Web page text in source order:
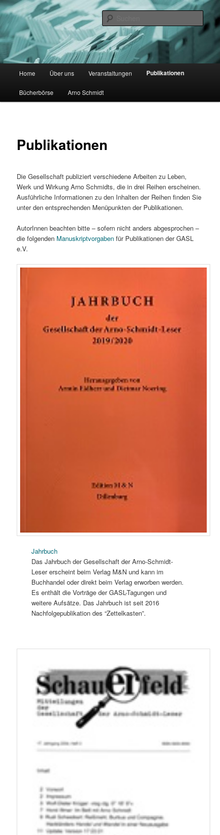
Zum
primären
Inhalt
springenGesellschaft der Arno Schmidt
Leser
Home Über uns Veranstaltungen Publikationen
Bücherbörse Arno Schmidt
Publikationen
Die Gesellschaft publiziert verschiedene Arbeiten zu Leben,
Werk und Wirkung Arno Schmidts, die in drei Reihen erscheinen.
Ausführliche Informationen zu den Inhalten der Reihen finden Sie
unter den entsprechenden Menüpunkten der Publikationen.
AutorInnen beachten bitte – sofern nicht anders abgesprochen –
die folgenden Manuskriptvorgabenfür Publikationen der GASL
e.V.
Jahrbuch
Das Jahrbuch der Gesellschaft der Arno-Schmidt-
Leser erscheint beim Verlag M&N und kann im
Buchhandel oder direkt beim Verlag erworben werden.
Es enthält die Vorträge der GASL-Tagungen und
weitere Aufsätze. Das Jahrbuch ist seit 2016
Nachfolgepublikation des “Zettelkasten”.